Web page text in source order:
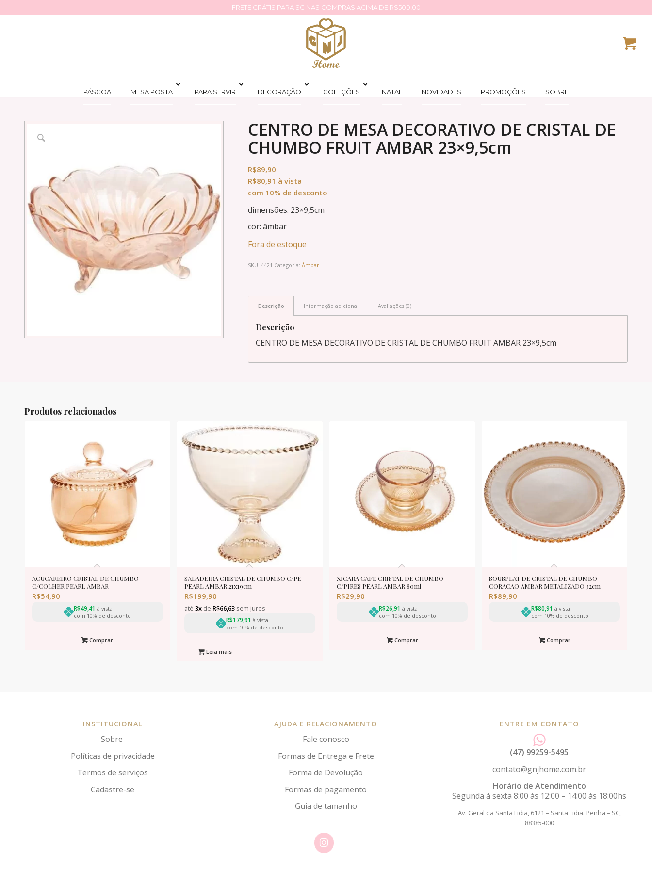
FRETE GRÁTIS PARA SC NAS COMPRAS ACIMA DE R$500,00
PÁSCOA MESA POSTA PARA SERVIR DECORAÇÃO COLEÇÕES NATAL NOVIDADES PROMOÇÕES SOBRE
CENTRO DE MESA DECORATIVO DE CRISTAL DE
CHUMBO FRUIT AMBAR 23×9,5cm
R$89,90
R$80,91 à vista
com 10% de desconto
dimensões: 23×9,5cm
cor: âmbar
Fora de estoque
SKU: 4421 Categoria: Âmbar
Descrição Informação adicional Avaliações (0)
Descrição
CENTRO DE MESA DECORATIVO DE CRISTAL DE CHUMBO FRUIT AMBAR 23×9,5cm
Produtos relacionados
ACUCAREIRO CRISTAL DE CHUMBO
C/COLHER PEARL AMBAR
R$54,90
R$49,41 à vista
com 10% de desconto
Comprar
SALADEIRA CRISTAL DE CHUMBO C/PE
PEARL AMBAR 21x19cm
R$199,90
até3x de R$66,63 sem juros
R$179,91 à vista
com 10% de desconto
Leia mais
XICARA CAFE CRISTAL DE CHUMBO
C/PIRES PEARL AMBAR 80ml
R$29,90
R$26,91 à vista
com 10% de desconto
Comprar
SOUSPLAT DE CRISTAL DE CHUMBO
CORACAO AMBAR METALIZADO 32cm
R$89,90
R$80,91 à vista
com 10% de desconto
Comprar
INSTITUCIONAL
Sobre
Políticas de privacidade
Termos de serviços
Cadastre-se
AJUDA E RELACIONAMENTO
Fale conosco
Formas de Entrega e Frete
Forma de Devolução
Formas de pagamento
Guia de tamanho
ENTRE EM CONTATO
(47) 99259-5495
contato@gnjhome.com.br
Horário de Atendimento
Segunda à sexta 8:00 às 12:00 – 14:00 às 18:00hs
Av. Geral da Santa Lidia, 6121 – Santa Lidia. Penha – SC,
88385-000